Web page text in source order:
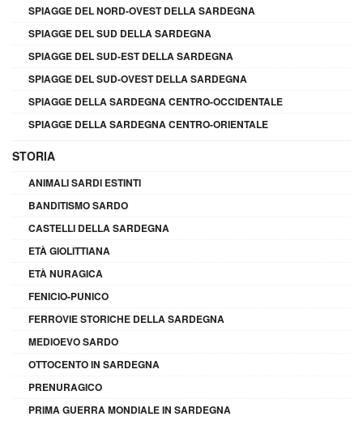
SPIAGGE DEL NORD-OVEST DELLA SARDEGNA
SPIAGGE DEL SUD DELLA SARDEGNA
SPIAGGE DEL SUD-EST DELLA SARDEGNA
SPIAGGE DEL SUD-OVEST DELLA SARDEGNA
SPIAGGE DELLA SARDEGNA CENTRO-OCCIDENTALE
SPIAGGE DELLA SARDEGNA CENTRO-ORIENTALE
STORIA
ANIMALI SARDI ESTINTI
BANDITISMO SARDO
CASTELLI DELLA SARDEGNA
ETÀ GIOLITTIANA
ETÀ NURAGICA
FENICIO-PUNICO
FERROVIE STORICHE DELLA SARDEGNA
MEDIOEVO SARDO
OTTOCENTO IN SARDEGNA
PRENURAGICO
PRIMA GUERRA MONDIALE IN SARDEGNA